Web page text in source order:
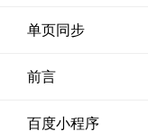
单页同步
前言
百度小程序